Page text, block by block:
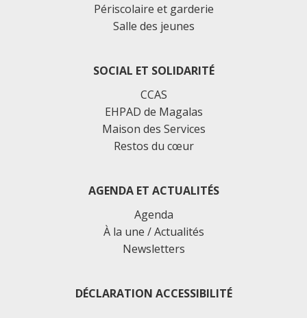
Périscolaire et garderie
Salle des jeunes
SOCIAL ET SOLIDARITÉ
CCAS
EHPAD de Magalas
Maison des Services
Restos du cœur
AGENDA ET ACTUALITÉS
Agenda
À la une / Actualités
Newsletters
DÉCLARATION ACCESSIBILITÉ